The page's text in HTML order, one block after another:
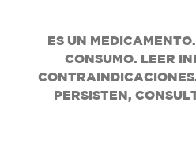
ES UN
CONSUMO. LEER
PERSISTEN,